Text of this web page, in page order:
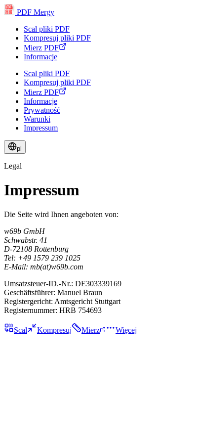
PDF
PDF
PDF
PDF
PDF
PDF Mergy
Scal pliki PDF
Kompresuj pliki PDF
Mierz PDF
Informacje
Scal pliki PDF
Kompresuj pliki PDF
Mierz PDF
Informacje
Prywatność
Warunki
Impressum
pl
Legal
Impressum
Die Seite wird Ihnen angeboten von:
w69b GmbH
Schwabstr. 41
D-72108 Rottenburg
Tel: +49 1579 239 1025
E-Mail: mb(at)w69b.com
Umsatzsteuer-ID.-Nr.: DE303339169
Geschäftsführer: Manuel Braun
Registergericht: Amtsgericht Stuttgart
Registernummer: HRB 754693
Scal Kompresuj Mierz Więcej